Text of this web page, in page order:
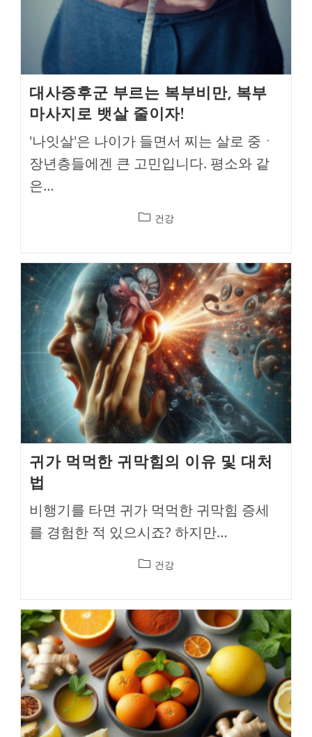
대사증후군 부르는 복부비만, 복부
마사지로 뱃살 줄이자!
'나잇살'은 나이가 들면서 찌는 살로 중ㆍ
장년층들에겐 큰 고민입니다. 평소와 같
은…
Post건강
귀가 먹먹한 귀막힘의 이유 및 대처
법
비행기를 타면 귀가 먹먹한 귀막힘 증세
를 경험한 적 있으시죠? 하지만…
Post건강